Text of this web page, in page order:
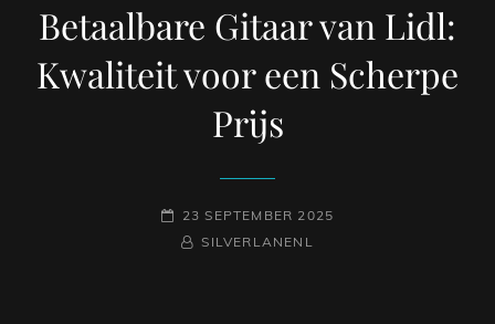
Betaalbare Gitaar van Lidl:
Kwaliteit voor een Scherpe
Prijs
GEPLAATST
OP
23 SEPTEMBER 2025
NAAMREGEL
BYLINE
SILVERLANENL